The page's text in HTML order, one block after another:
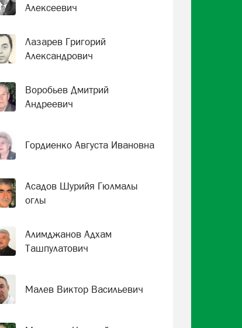
Алексеевич
Лазарев Григорий
Александрович
Воробьев Дмитрий
Андреевич
Гордиенко Августа Ивановна
Асадов Шурийя Гюлмалы
оглы
Алимджанов Адхам
Ташпулатович
Малев Виктор Васильевич